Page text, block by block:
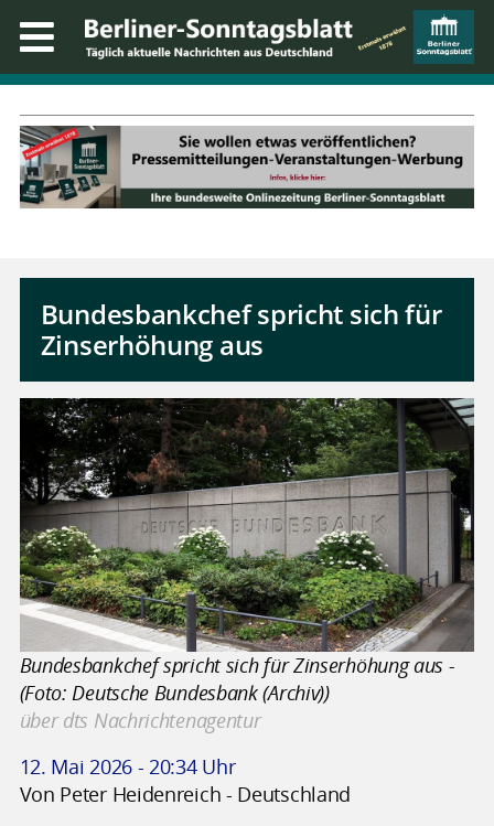
Bundesbankchef spricht sich für
Zinserhöhung aus
Bundesbankchef spricht sich für Zinserhöhung aus -
(Foto: Deutsche Bundesbank (Archiv))
über dts Nachrichtenagentur
12. Mai 2026 - 20:34 Uhr
Von Peter Heidenreich - Deutschland